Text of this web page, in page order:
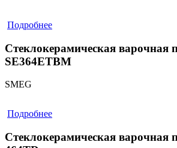
Подробнее
Стеклокерамическая варочная
SE364ETBM
SMEG
Подробнее
Стеклокерамическая варочная